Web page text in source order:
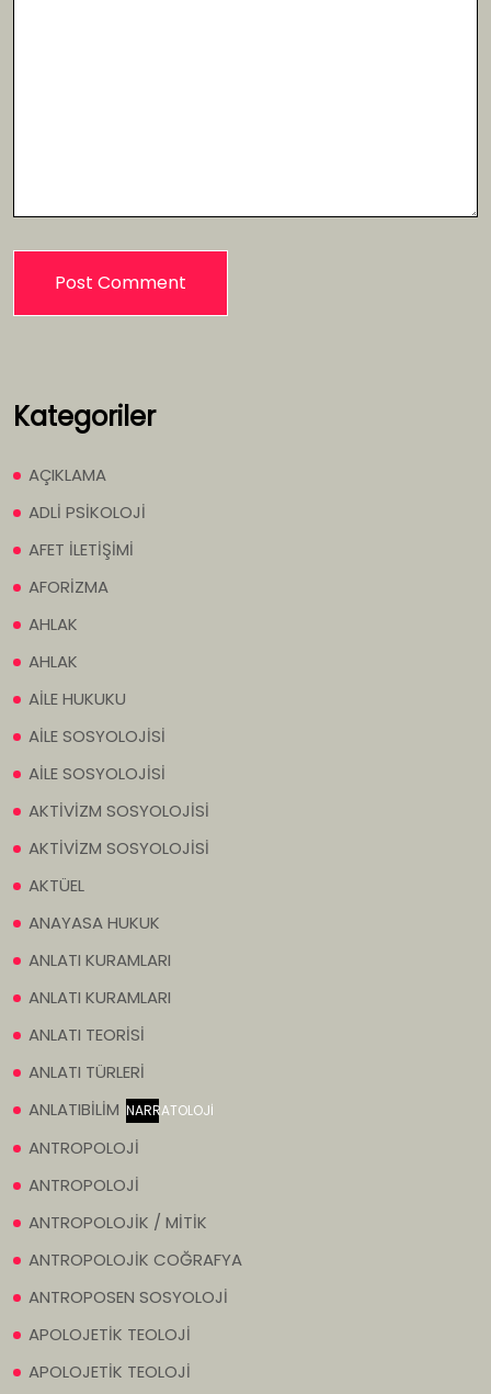
Kategoriler
AÇIKLAMA
ADLİ PSİKOLOJİ
AFET İLETİŞİMİ
AFORİZMA
AHLAK
AHLAK
AİLE HUKUKU
AİLE SOSYOLOJİSİ
AİLE SOSYOLOJİSİ
AKTİVİZM SOSYOLOJİSİ
AKTİVİZM SOSYOLOJİSİ
AKTÜEL
ANAYASA HUKUK
ANLATI KURAMLARI
ANLATI KURAMLARI
ANLATI TEORİSİ
ANLATI TÜRLERİ
ANLATIBİLİM NARRATOLOJİ
ANTROPOLOJİ
ANTROPOLOJİ
ANTROPOLOJİK / MİTİK
ANTROPOLOJİK COĞRAFYA
ANTROPOSEN SOSYOLOJİ
APOLOJETİK TEOLOJİ
APOLOJETİK TEOLOJİ